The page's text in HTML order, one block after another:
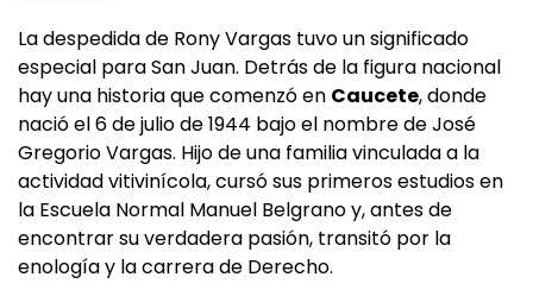
La despedida de Rony Vargas tuvo un significado
especial para San Juan. Detrás de la figura nacional
hay una historia que comenzó en Caucete, donde
nació el 6 de julio de 1944 bajo el nombre de José
Gregorio Vargas. Hijo de una familia vinculada a la
actividad vitivinícola, cursó sus primeros estudios en
la Escuela Normal Manuel Belgrano y, antes de
encontrar su verdadera pasión, transitó por la
enología y la carrera de Derecho.